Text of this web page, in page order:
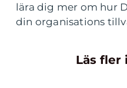
lära dig mer om hur
din organisations
Läs fler